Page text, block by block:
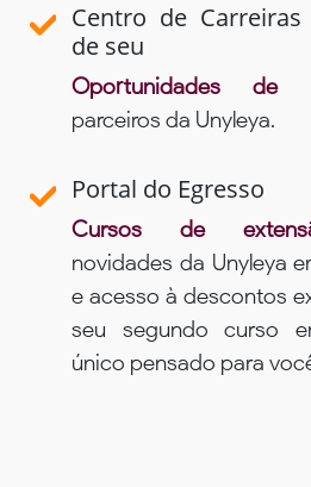
Centro de
de seu
Oportunidades de
parceiros da Unyleya.
Portal do Egresso
Cursos de
novidades da Unyleya
e acesso à descontos
seu segundo curso
único pensado para